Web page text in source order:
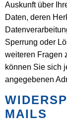
Auskunft über
Daten, deren
Sperrung oder
weiteren Fragen
können Sie sich
angegebenen
MAILS